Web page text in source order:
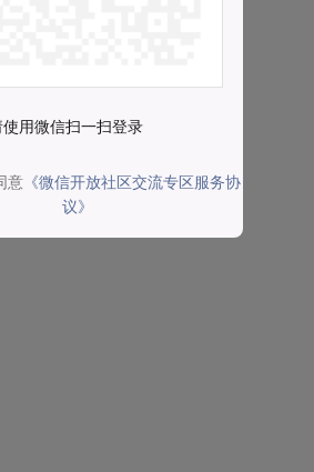
使用微信扫一扫登录
意 《微信开放社区交流专区服务协
议》